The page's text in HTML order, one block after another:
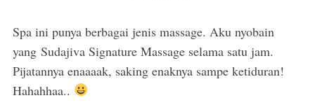
Spa ini punya berbagai jenis massage. Aku nyobain
yang Sudajiva Signature Massage selama satu jam.
Pijatannya enaaaak, saking enaknya sampe ketiduran!
Hahahhaa..